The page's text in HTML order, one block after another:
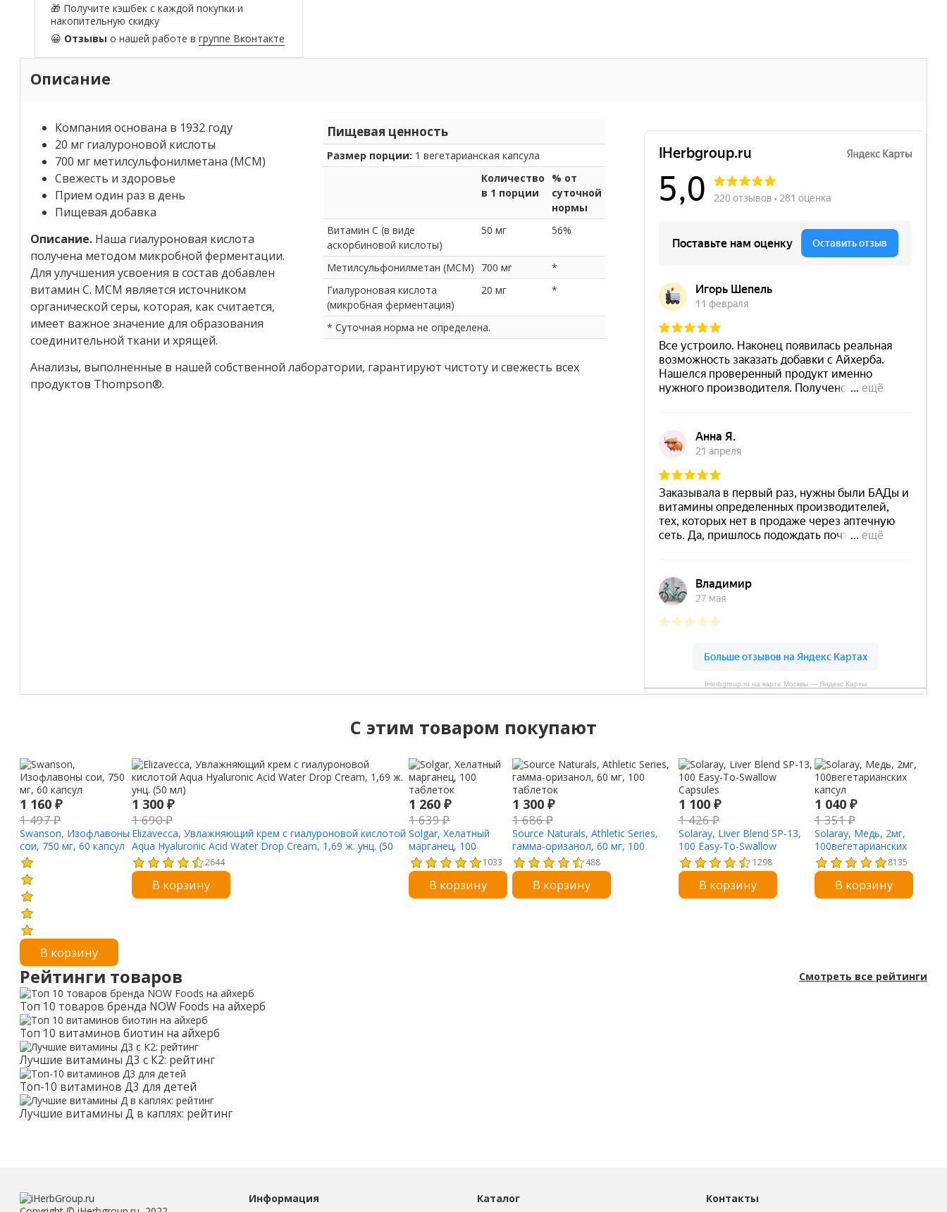
🎁 Получите кэшбек с каждой покупки и
накопительную скидку
😀 Отзывы о нашей работе вгруппе Вконтакте
Описание
Пищевая ценность
Размер порции: 1 вегетарианская капсула
Количество
в 1 порции
% от
суточной
нормы
Витамин С (в виде
аскорбиновой кислоты)
50 мг 56%
Метилсульфонилметан (МСМ) 700 мг
*
Гиалуроновая кислота
(микробная ферментация)
20 мг *
* Суточная норма не определена.
Компания основана в 1932 году
20 мг гиалуроновой кислоты
700 мг метилсульфонилметана (МСМ)
Свежесть и здоровье
Прием один раз в день
Пищевая добавка
Описание. Наша гиалуроновая кислота
получена методом микробной ферментации.
Для улучшения усвоения в состав добавлен
витамин C. МСМ является источником
органической серы, которая, как считается,
имеет важное значение для образования
соединительной ткани и хрящей.
Анализы, выполненные в нашей собственной лаборатории, гарантируют чистоту и свежесть всех
продуктов Thompson®.
IHerbgroup.ru на карте Москвы — Яндекс Карты
C этим товаром покупают
1 160 ₽
1 497₽
Swanson, Изофлавоны
сои, 750 мг, 60 капсул
В корзину
1 300 ₽
1 690₽
Elizavecca, Увлажняющий крем с гиалуроновой кислотой
Aqua Hyaluronic Acid Water Drop Cream, 1,69 ж. унц. (50
мл)
2644
В корзину
1 260₽
1 639₽
Solgar, Хелатный
марганец, 100
таблеток
1033
В корзину
1 300 ₽
1 686₽
Source Naturals, Athletic Series,
гамма-оризанол, 60 мг, 100
таблеток
488
В корзину
1 100 ₽
1 426₽
Solaray, Liver Blend SP-13,
100 Easy-To-Swallow
Capsules
1298
В корзину
1 040 ₽
1 351₽
Solaray, Медь, 2мг,
100вегетарианских
капсул
8135
В корзину
Рейтинги товаров Смотреть все рейтинги
Топ 10 товаров бренда NOW Foods на айхерб
Топ 10 витаминов биотин на айхерб
Лучшие витамины Д3 с К2: рейтинг
Топ-10 витаминов Д3 для детей
Лучшие витамины Д в каплях: рейтинг
Информация
Каталог
Контакты